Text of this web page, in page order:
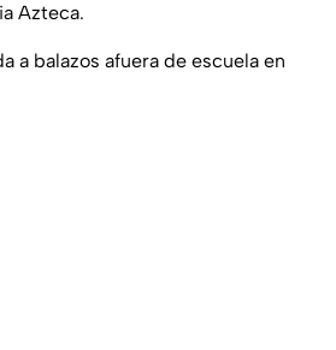
Azteca.
a balazos afuera de escuela en